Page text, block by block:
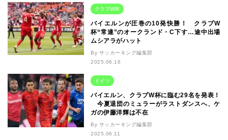
クラブW杯
バイエルンが圧巻の10発快勝！ クラブW
杯“常連”のオークランド・C下す…途中出場
ムシアラがハット
By サッカーキング編集部
2025.06.16
ドイツ
バイエルン、クラブW杯に臨む29名を発表！
今夏退団のミュラーがラストダンスへ、ケ
ガの伊藤洋輝は不在
By サッカーキング編集部
2025.06.11